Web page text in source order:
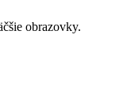
obrazovky.